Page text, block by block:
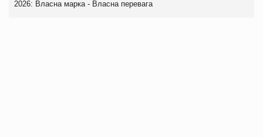
2026: Власна марка - Власна перевага